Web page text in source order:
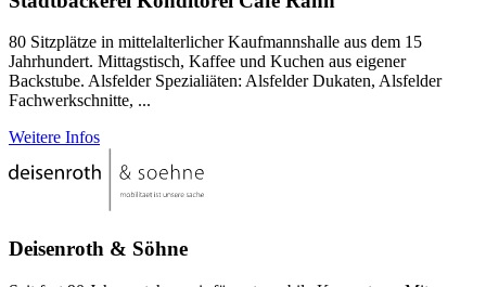
80 Sitzplätze in mittelalterlicher Kaufmannshalle aus dem 15
Jahrhundert. Mittagstisch, Kaffee und Kuchen aus eigener
Backstube. Alsfelder Spezialiäten: Alsfelder Dukaten, Alsfelder
Fachwerkschnitte, ...
Weitere Infos
Deisenroth & Söhne